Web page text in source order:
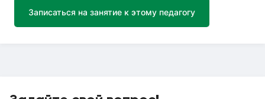
Записаться на занятие к этому педагогу